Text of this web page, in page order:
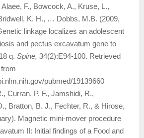
F., Bowcock, A., Kruse, L.,
K. H., … Dobbs, M.B. (2009,
linkage localizes an adolescent
and pectus excavatum gene to
q. Spine, 34(2):E94-100. Retrieved
pubmed/19139660
Curran, P. F., Jamshidi, R.,
Bratton, B. J., Fechter, R., & Hirose,
Magnetic mini-mover procedure
II: Initial findings of a Food and